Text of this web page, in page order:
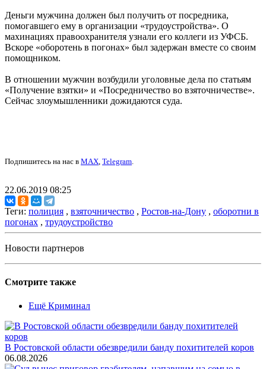
Деньги мужчина должен был получить от посредника,
помогавшего ему в организации «трудоустройства». О
махинациях правоохранителя узнали его коллеги из УФСБ.
Вскоре «оборотень в погонах» был задержан вместе со своим
помощником.
В отношении мужчин возбудили уголовные дела по статьям
«Получение взятки» и «Посредничество во взяточничестве».
Сейчас злоумышленники дожидаются суда.
Подпишитесь на нас в MAX, Telegram.
22.06.2019 08:25
Теги: полиция , взяточничество , Ростов-на-Дону , оборотни в
погонах , трудоустройство
Новости партнеров
Смотрите также
Ещё Криминал
В Ростовской области обезвредили банду похитителей коров
06.08.2026